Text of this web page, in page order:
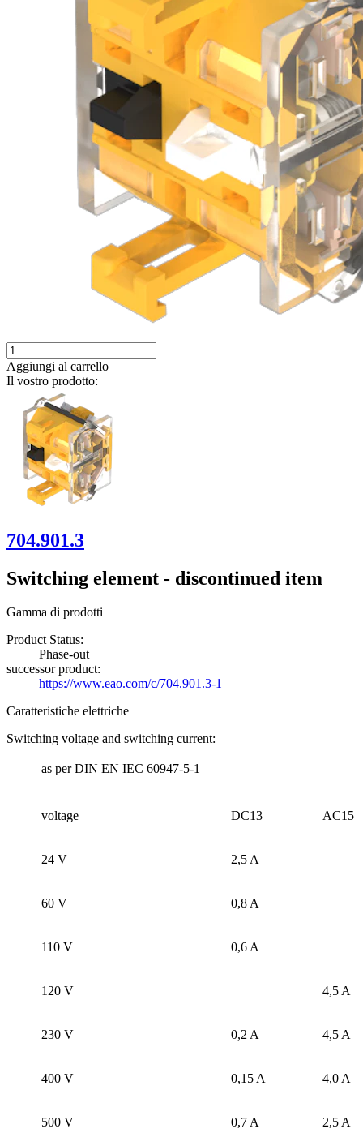
Aggiungi al carrello
Il vostro prodotto:
704.901.3
Switching element - discontinued item
Gamma di prodotti
Product Status:
Phase-out
successor product:
https://www.eao.com/c/704.901.3-1
Caratteristiche elettriche
Switching voltage and switching current:
as per DIN EN IEC 60947-5-1
voltage DC13 AC15
24 V 2,5 A
60 V 0,8 A
110 V 0,6 A
120 V 4,5 A
230 V 0,2 A 4,5 A
400 V 0,15 A 4,0 A
500 V 0,7 A 2,5 A